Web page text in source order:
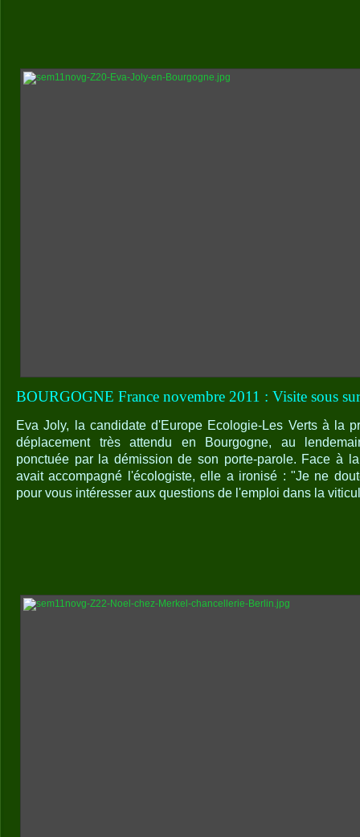
BOURGOGNE France novembre 2011 : Visite sous
Eva Joly, la candidate d'Europe Ecologie-Les Verts à la
déplacement très attendu en Bourgogne, au
ponctuée par la démission de son porte-parole. Face à
avait accompagné l'écologiste, elle a ironisé : "Je ne
pour vous intéresser aux questions de l'emploi dans la